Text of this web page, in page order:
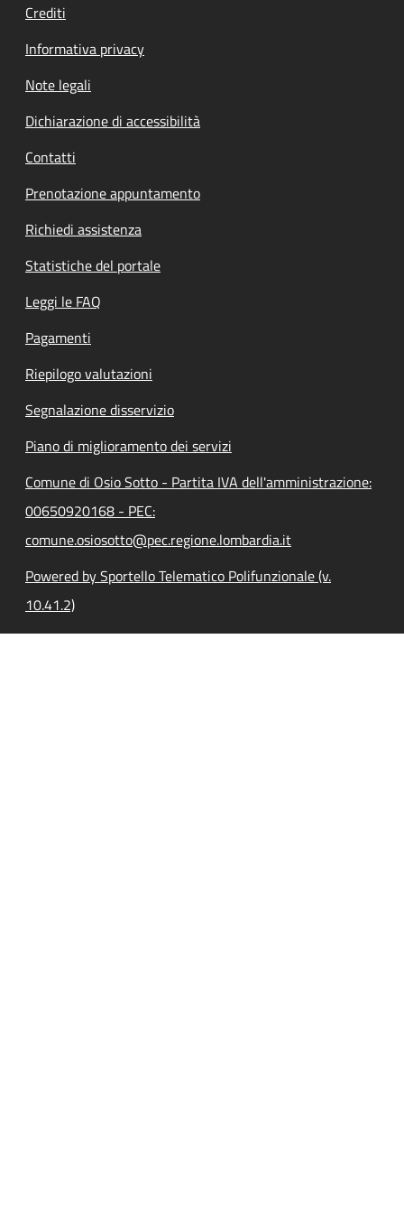
Crediti
Informativa privacy
Note legali
Dichiarazione di accessibilità
Contatti
Prenotazione appuntamento
Richiedi assistenza
Statistiche del portale
Leggi le FAQ
Pagamenti
Riepilogo valutazioni
Segnalazione disservizio
Piano di miglioramento dei servizi
Comune di Osio Sotto - Partita IVA dell'amministrazione:
00650920168 - PEC:
comune.osiosotto@pec.regione.lombardia.it
Powered by Sportello Telematico Polifunzionale (v.
10.41.2)